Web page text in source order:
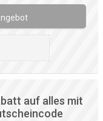
auf alles mit